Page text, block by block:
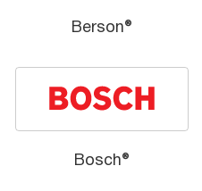
Berson®
Bosch®